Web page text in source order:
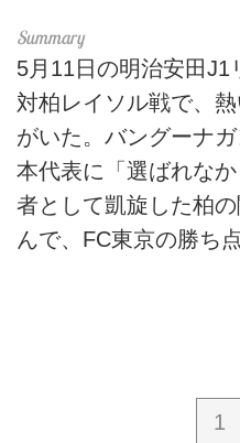
5月11日の明治安田J1
対柏レイソル戦で、
がいた。バングーナ
本代表に「選ばれな
者として凱旋した柏
んで、FC東京の勝ち
1